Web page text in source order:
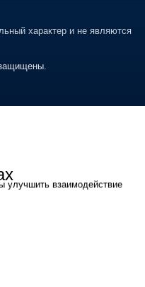
характер и не являются
взаимодействие